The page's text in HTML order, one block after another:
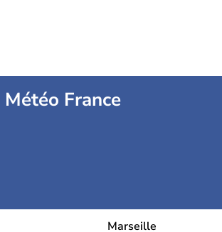
Météo France
Marseille